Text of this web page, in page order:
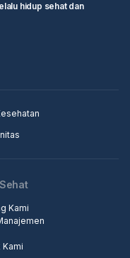
hidup sehat dan
Kami
Kami